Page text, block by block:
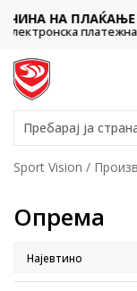
Платете со
Пребарај ја
Sport Vision
Опрема